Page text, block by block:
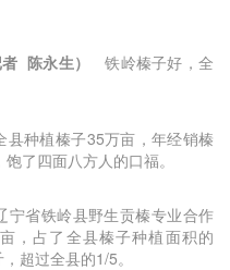
陈永生）
铁岭榛子好，全
种植榛子35万亩，年经销榛
了四面八方人的口福。
省铁岭县野生贡榛专业合作
，占了全县榛子种植面积的
超过全县的1/5。